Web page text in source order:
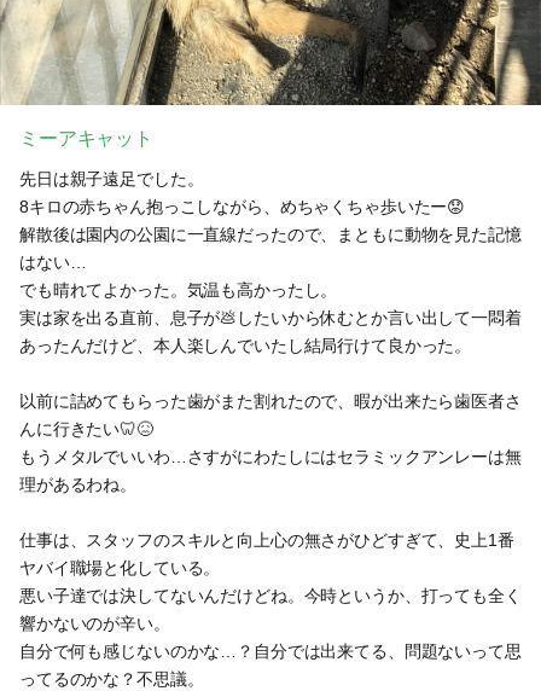
ミーアキャット
先日は親子遠足でした。
8キロの赤ちゃん抱っこしながら、めちゃくちゃ歩いたー😟
解散後は園内の公園に一直線だったので、まともに動物を見た記憶
はない…
でも晴れてよかった。気温も高かったし。
実は家を出る直前、息子が💩したいから休むとか言い出して一悶着
あったんだけど、本人楽しんでいたし結局行けて良かった。
以前に詰めてもらった歯がまた割れたので、暇が出来たら歯医者さ
んに行きたい🦷😖
もうメタルでいいわ…さすがにわたしにはセラミックアンレーは無
理があるわね。
仕事は、スタッフのスキルと向上心の無さがひどすぎて、史上1番
ヤバイ職場と化している。
悪い子達では決してないんだけどね。今時というか、打っても全く
響かないのが辛い。
自分で何も感じないのかな…？自分では出来てる、問題ないって思
ってるのかな？不思議。